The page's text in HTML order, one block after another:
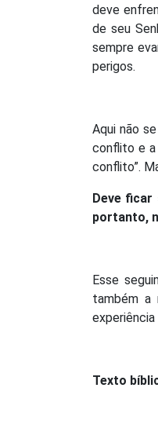
deve
de seu
sempre
perigos.
Aqui não
conflito e a
conflito”.
Deve ficar
portanto,
Esse
também a
Texto